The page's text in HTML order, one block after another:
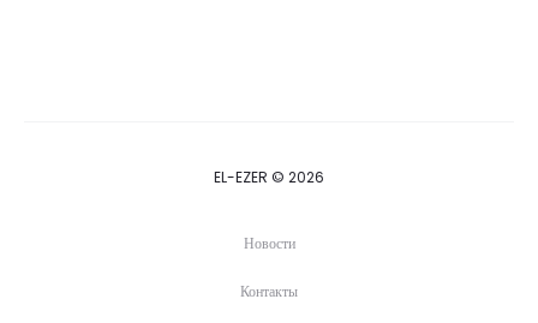
EL-EZER © 2026
Новости
Контакты